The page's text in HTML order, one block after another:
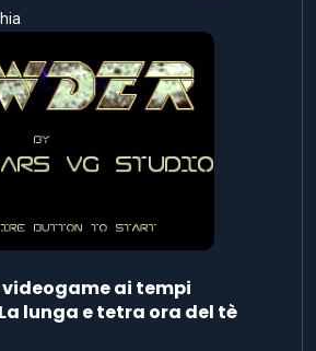
videogame ai tempi
lunga e tetra ora del tè